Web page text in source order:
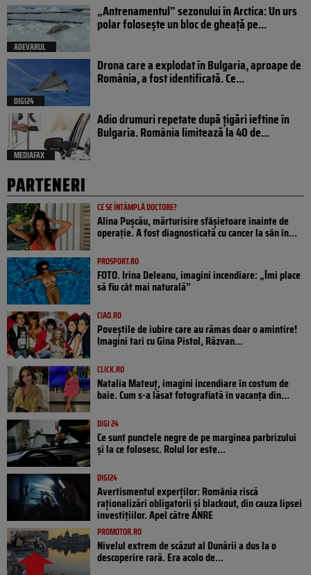
ADEVARUL
„Antrenamentul” sezonului în Arctica: Un urs
polar folosește un bloc de gheață pe...
DIGI24
Drona care a explodat în Bulgaria, aproape de
România, a fost identificată. Ce...
MEDIAFAX
Adio drumuri repetate după țigări ieftine în
Bulgaria. România limitează la 40 de...
PARTENERI
CE SE ÎNTÂMPLĂ DOCTORE?
Alina Pușcău, mărturisire sfâșietoare înainte de
operație. A fost diagnosticată cu cancer la sân în...
PROSPORT.RO
FOTO. Irina Deleanu, imagini incendiare: „Îmi place
să fiu cât mai naturală”
CIAO.RO
Poveştile de iubire care au rămas doar o amintire!
Imagini tari cu Gina Pistol, Răzvan...
CLICK.RO
Natalia Mateuț, imagini incendiare în costum de
baie. Cum s-a lăsat fotografiată în vacanța din...
DIGI 24
Ce sunt punctele negre de pe marginea parbrizului
și la ce folosesc. Rolul lor este...
DIGI24
Avertismentul experților: România riscă
raționalizări obligatorii și blackout, din cauza lipsei
investițiilor. Apel către ANRE
PROMOTOR.RO
Nivelul extrem de scăzut al Dunării a dus la o
descoperire rară. Era acolo de...